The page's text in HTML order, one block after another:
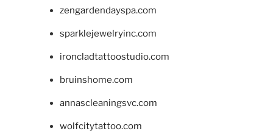
zengardendayspa.com
sparklejewelryinc.com
ironcladtattoostudio.com
bruinshome.com
annascleaningsvc.com
wolfcitytattoo.com